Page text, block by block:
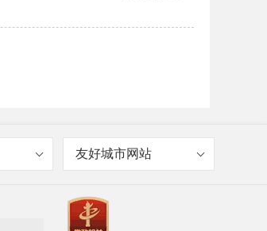
友好城市网站